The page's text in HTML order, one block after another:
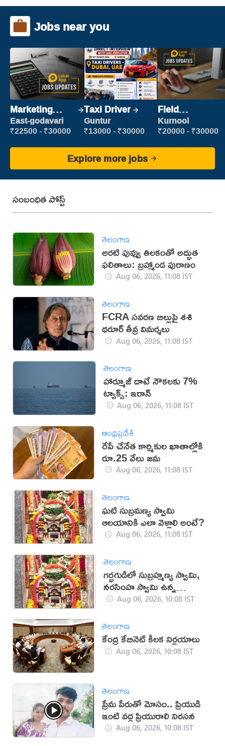
Jobs near you
Marketing
Executive
East-godavari
₹22500 - ₹30000
Taxi Driver
Guntur
₹13000 - ₹30000
Field
Marketing
Executive
Kurnool
₹20000 - ₹30000
Explore more jobs
సంబంధిత పోస్ట్
తెలంగాణ
అరటి పువ్వు తిలకంతో అద్భుత
ఫలితాలు: బ్రహ్మాండ పురాణం
Aug 06, 2026, 11:08 IST
తెలంగాణ
FCRA సవరణ బిల్లుపై శశి
థరూర్ తీవ్ర విమర్శలు
Aug 06, 2026, 11:08 IST
తెలంగాణ
హార్మూజ్ దాటే నౌకలకు 7%
ట్యాక్స్: ఇరాన్
Aug 06, 2026, 11:08 IST
ఆంధ్రప్రదేశ్
రేపే చేనేత కార్మికుల ఖాతాల్లోకి
రూ.25 వేలు జమ
Aug 06, 2026, 11:08 IST
తెలంగాణ
ఘటి సుబ్రమణ్య స్వామి
ఆలయానికి ఎలా వెళ్లాలి అంటే?
Aug 06, 2026, 11:08 IST
తెలంగాణ
గర్భగుడిలో సుబ్రహ్మణ్య స్వామి,
నరసింహ స్వామి ఉన్న
దేవాలయం ఇదే
Aug 06, 2026, 10:08 IST
తెలంగాణ
కేంద్ర కేబినెట్ కీలక నిర్ణయాలు
Aug 06, 2026, 10:08 IST
తెలంగాణ
ప్రేమ పేరుతో మోసం.. ప్రియుడి
ఇంటి వద్ద ప్రియురాలి నిరసన
Aug 06, 2026, 10:08 IST